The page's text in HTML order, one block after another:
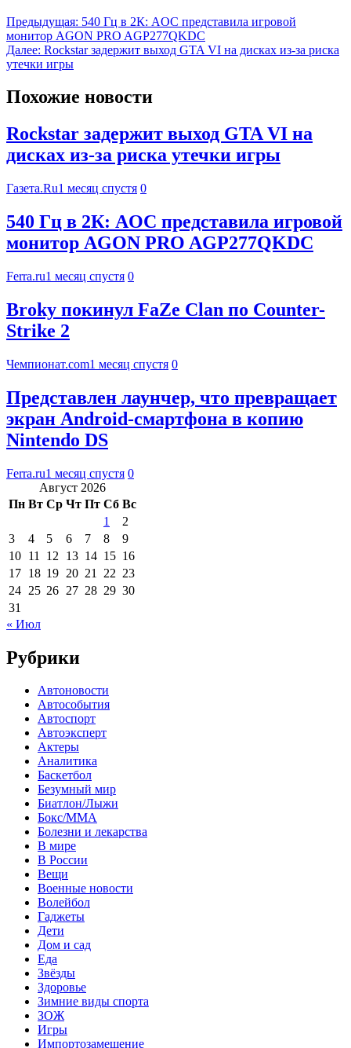
Предыдущая: 540 Гц в 2К: AOC представила игровой
монитор AGON PRO AGP277QKDC
Далее: Rockstar задержит выход GTA VI на дисках из-за риска
утечки игры
Похожие новости
Rockstar задержит выход GTA VI на
дисках из-за риска утечки игры
Газета.Ru1 месяц спустя 0
540 Гц в 2К: AOC представила игровой
монитор AGON PRO AGP277QKDC
Ferra.ru1 месяц спустя 0
Broky покинул FaZe Clan по Counter-
Strike 2
Чемпионат.com1 месяц спустя 0
Представлен лаунчер, что превращает
экран Android-смартфона в копию
Nintendo DS
Ferra.ru1 месяц спустя 0
Август 2026
Пн Вт Ср Чт Пт Сб Вс
1
2
3
4 5 6 7 8
9
10 11 12 13 14 15 16
17 18 19 20 21 22 23
24 25 26 27 28 29 30
31
« Июл
Рубрики
Автоновости
Автособытия
Автоспорт
Автоэксперт
Актеры
Аналитика
Баскетбол
Безумный мир
Биатлон/Лыжи
Бокс/MMA
Болезни и лекарства
В мире
В России
Вещи
Военные новости
Волейбол
Гаджеты
Дети
Дом и сад
Еда
Звёзды
Здоровье
Зимние виды спорта
ЗОЖ
Игры
Импортозамещение